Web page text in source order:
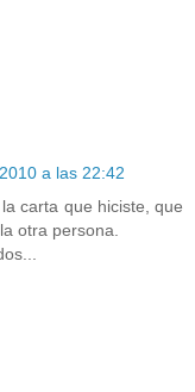
a las 22:42
carta que hiciste, que
otra persona.